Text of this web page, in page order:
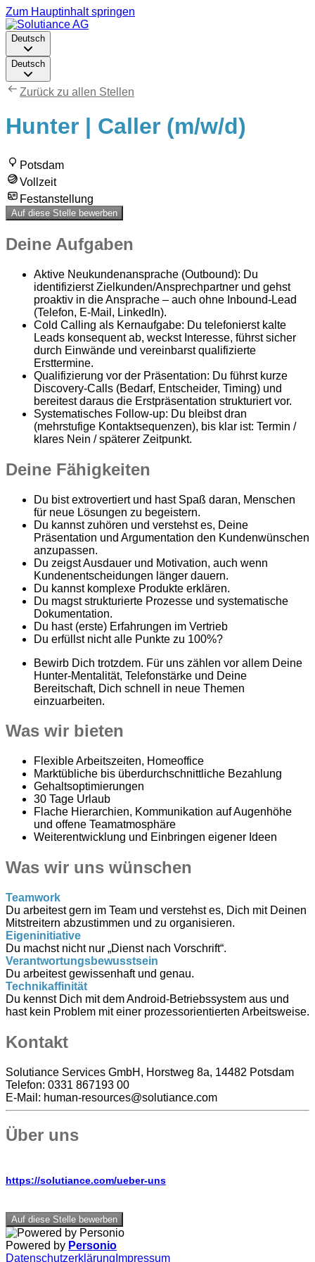
Zum Hauptinhalt springen
Deutsch
Deutsch
Zurück zu allen Stellen
Hunter | Caller (m/w/d)
Potsdam
Vollzeit
Festanstellung
Auf diese Stelle bewerben
Deine Aufgaben
Aktive Neukundenansprache (Outbound): Du
identifizierst Zielkunden/Ansprechpartner und gehst
proaktiv in die Ansprache – auch ohne Inbound-Lead
(Telefon, E-Mail, LinkedIn).
Cold Calling als Kernaufgabe: Du telefonierst kalte
Leads konsequent ab, weckst Interesse, führst sicher
durch Einwände und vereinbarst qualifizierte
Ersttermine.
Qualifizierung vor der Präsentation: Du führst kurze
Discovery-Calls (Bedarf, Entscheider, Timing) und
bereitest daraus die Erstpräsentation strukturiert vor.
Systematisches Follow-up: Du bleibst dran
(mehrstufige Kontaktsequenzen), bis klar ist: Termin /
klares Nein / späterer Zeitpunkt.
Deine Fähigkeiten
Du bist extrovertiert und hast Spaß daran, Menschen
für neue Lösungen zu begeistern.
Du kannst zuhören und verstehst es, Deine
Präsentation und Argumentation den Kundenwünschen
anzupassen.
Du zeigst Ausdauer und Motivation, auch wenn
Kundenentscheidungen länger dauern.
Du kannst komplexe Produkte erklären.
Du magst strukturierte Prozesse und systematische
Dokumentation.
Du hast (erste) Erfahrungen im Vertrieb
Du erfüllst nicht alle Punkte zu 100%?
Bewirb Dich trotzdem. Für uns zählen vor allem Deine
Hunter-Mentalität, Telefonstärke und Deine
Bereitschaft, Dich schnell in neue Themen
einzuarbeiten.
Was wir bieten
Flexible Arbeitszeiten, Homeoffice
Marktübliche bis überdurchschnittliche Bezahlung
Gehaltsoptimierungen
30 Tage Urlaub
Flache Hierarchien, Kommunikation auf Augenhöhe
und offene Teamatmosphäre
Weiterentwicklung und Einbringen eigener Ideen
Was wir uns wünschen
Teamwork
​Du arbeitest gern im Team und verstehst es, Dich mit Deinen
Mitstreitern abzustimmen und zu organisieren.
Eigeninitiative
Du machst nicht nur „Dienst nach Vorschrift“.
Verantwortungsbewusstsein
Du arbeitest gewissenhaft und genau.
Technikaffinität
Du kennst Dich mit dem Android-Betriebssystem aus und
hast kein Problem mit einer prozessorientierten Arbeitsweise.
Kontakt
Solutiance Services GmbH, Horstweg 8a, 14482 Potsdam
Telefon: 0331 867193 00
E-Mail: human-resources@solutiance.com
Über uns
https://solutiance.com/ueber-uns
Auf diese Stelle bewerben
Powered by Personio
Datenschutzerklärung Impressum